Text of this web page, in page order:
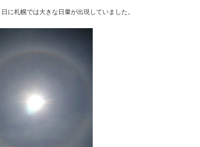
日に札幌では大きな日暈が出現していました。